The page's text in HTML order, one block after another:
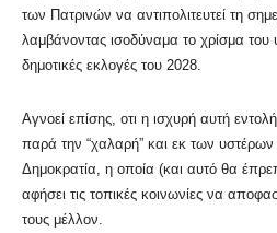
των Πατρινών να αντιπολιτευτεί τη
λαμβάνοντας ισοδύναμα το χρίσμα του
δημοτικές εκλογές του 2028.
Αγνοεί επίσης, οτι η ισχυρή αυτή
παρά την “χαλαρή” και εκ των
Δημοκρατία, η οποία (και αυτό θα
αφήσει τις τοπικές κοινωνίες να
τους μέλλον.